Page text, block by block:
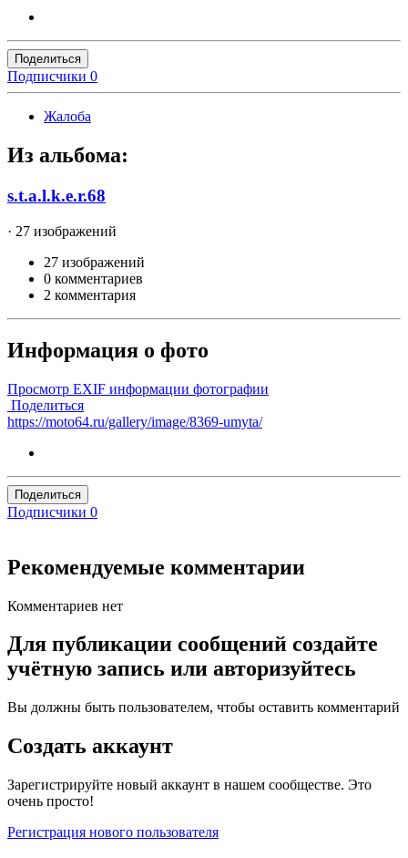
Поделиться
Подписчики 0
Жалоба
Из альбома:
s.t.a.l.k.e.r.68
· 27 изображений
27 изображений
0 комментариев
2 комментария
Информация о фото
Просмотр EXIF информации фотографии
Поделиться
https://moto64.ru/gallery/image/8369-umyta/
Поделиться
Подписчики 0
Рекомендуемые комментарии
Комментариев нет
Для публикации сообщений создайте
учётную запись или авторизуйтесь
Вы должны быть пользователем, чтобы оставить комментарий
Создать аккаунт
Зарегистрируйте новый аккаунт в нашем сообществе. Это
очень просто!
Регистрация нового пользователя